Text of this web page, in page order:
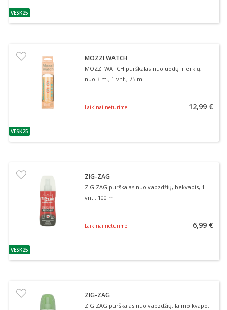
patarimas
VESK25
patarimas
VESK25
MOZZI WATCH
MOZZI WATCH purškalas nuo uodų ir erkių,
nuo 3 m., 1 vnt., 75 ml
Laikinai neturime 12,99 €
patarimas
VESK25
ZIG-ZAG
ZIG ZAG purškalas nuo vabzdžių, bekvapis, 1
vnt., 100 ml
Laikinai neturime 6,99 €
ZIG-ZAG
ZIG ZAG purškalas nuo vabzdžių, laimo kvapo,